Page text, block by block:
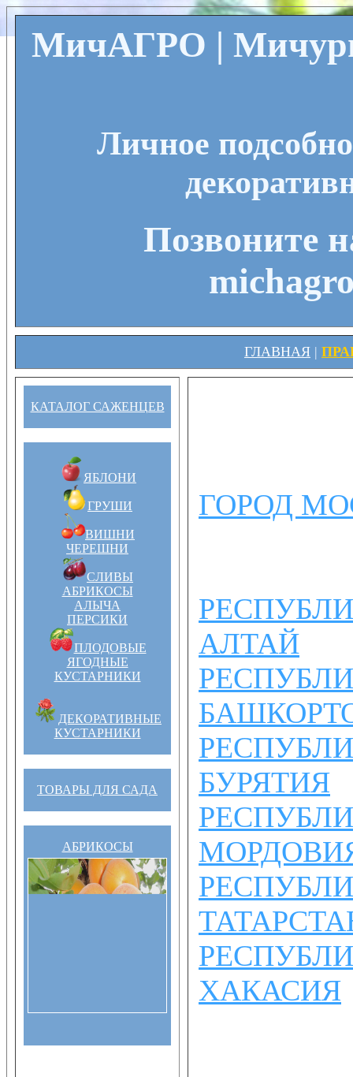
МичАГРО |
Личное
Позвоните
ГЛАВНАЯ |
КАТАЛОГ САЖЕНЦЕВ
ЯБЛОНИ
ГРУШИ
ВИШНИ
ЧЕРЕШНИ
СЛИВЫ
АБРИКОСЫ
АЛЫЧА
ПЕРСИКИ
ПЛОДОВЫЕ
ЯГОДНЫЕ
КУСТАРНИКИ
ДЕКОРАТИВНЫЕ
КУСТАРНИКИ
ТОВАРЫ ДЛЯ САДА
АБРИКОСЫ
ГОРОД
АЛТАЙ
БУРЯТИЯ
ХАКАСИЯ